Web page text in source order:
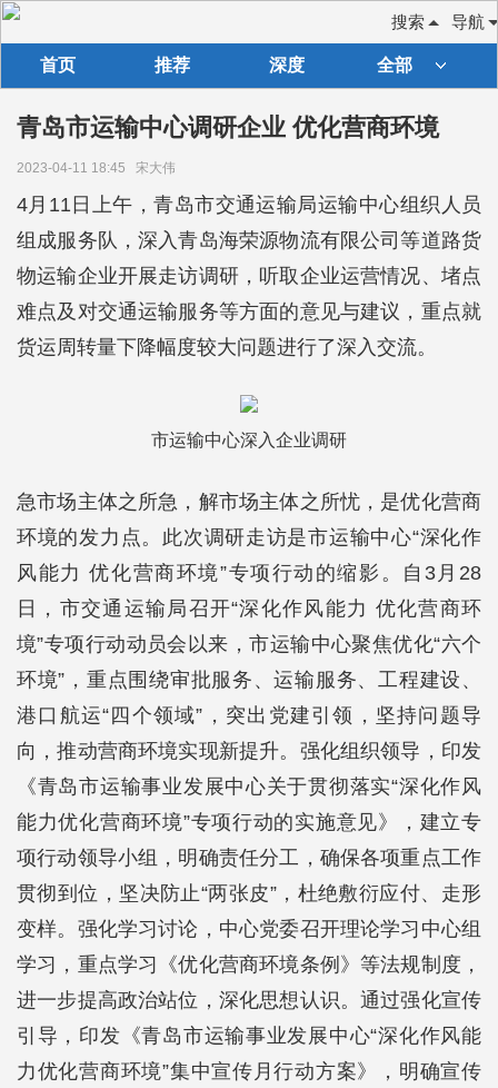
导航
搜索
首页 推荐 深度 全部
青岛市运输中心调研企业 优化营商环境
2023-04-11 18:45 宋大伟
4月11日上午，青岛市交通运输局运输中心组织人员
组成服务队，深入青岛海荣源物流有限公司等道路货
物运输企业开展走访调研，听取企业运营情况、堵点
难点及对交通运输服务等方面的意见与建议，重点就
货运周转量下降幅度较大问题进行了深入交流。
市运输中心深入企业调研
急市场主体之所急，解市场主体之所忧，是优化营商
环境的发力点。此次调研走访是市运输中心“深化作
风能力 优化营商环境”专项行动的缩影。自3月28
日，市交通运输局召开“深化作风能力 优化营商环
境”专项行动动员会以来，市运输中心聚焦优化“六个
环境”，重点围绕审批服务、运输服务、工程建设、
港口航运“四个领域”，突出党建引领，坚持问题导
向，推动营商环境实现新提升。强化组织领导，印发
《青岛市运输事业发展中心关于贯彻落实“深化作风
能力优化营商环境”专项行动的实施意见》，建立专
项行动领导小组，明确责任分工，确保各项重点工作
贯彻到位，坚决防止“两张皮”，杜绝敷衍应付、走形
变样。强化学习讨论，中心党委召开理论学习中心组
学习，重点学习《优化营商环境条例》等法规制度，
进一步提高政治站位，深化思想认识。通过强化宣传
引导，印发《青岛市运输事业发展中心“深化作风能
力优化营商环境”集中宣传月行动方案》，明确宣传